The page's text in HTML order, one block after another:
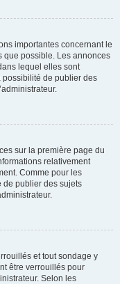
importantes concernant le
que possible. Les annonces
lequel elles sont
de publier des
sur la première page du
relativement
Comme pour les
de publier des sujets
et tout sondage y
être verrouillés pour
Selon les